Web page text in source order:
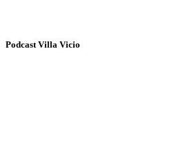
Podcast Villa Vicio